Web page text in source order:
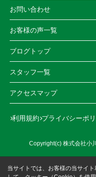
お問い合わせ
お客様の声一覧
ブログトップ
スタッフ一覧
アクセスマップ
利用規約 プライバシーポ
Copyright(c) 株式会社小
当サイトでは、お客様の当サイ